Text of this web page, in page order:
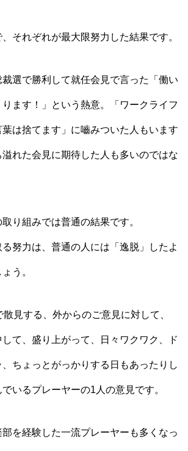
それぞれが最大限努力した結果です。
選で勝利して就任会見で言った「働い
ます！」という熱意。「ワークライフ
は捨てます」に嚙みついた人もいます
れた会見に期待した人も多いのではな
り組みでは普通の結果です。
努力は、普通の人には「逸脱」したよ
う。
見する、外からのご意見に対して、
て、盛り上がって、日々ワクワク、ド
ちょっとがっかりする日もあったりし
いるプレーヤーの1人の意見です。
を経験した一流プレーヤーも多くなっ